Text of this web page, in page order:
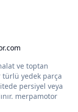
ve toptan
türlü yedek parça
persiyel veya
merpamotor